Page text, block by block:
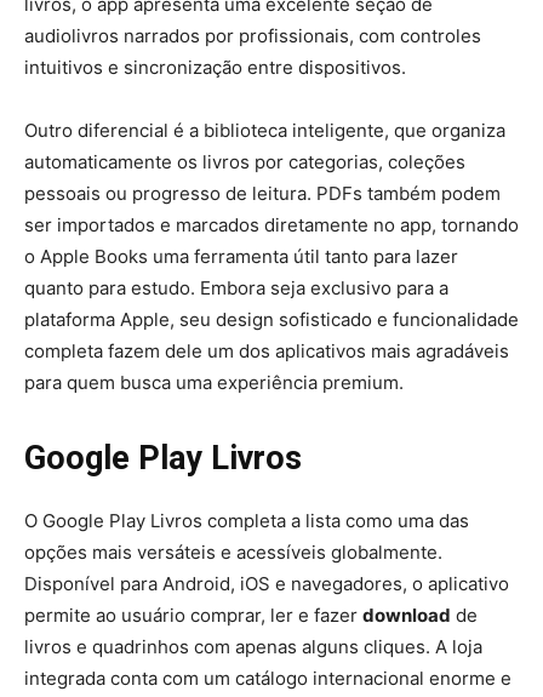
audiolivros narrados por profissionais, com controles
intuitivos e sincronização entre dispositivos.
Outro diferencial é a biblioteca inteligente, que organiza
automaticamente os livros por categorias, coleções
pessoais ou progresso de leitura. PDFs também podem
ser importados e marcados diretamente no app, tornando
o Apple Books uma ferramenta útil tanto para lazer
quanto para estudo. Embora seja exclusivo para a
plataforma Apple, seu design sofisticado e funcionalidade
completa fazem dele um dos aplicativos mais agradáveis
para quem busca uma experiência premium.
Google Play Livros
O Google Play Livros completa a lista como uma das
opções mais versáteis e acessíveis globalmente.
Disponível para Android, iOS e navegadores, o aplicativo
permite ao usuário comprar, ler e fazer download de
livros e quadrinhos com apenas alguns cliques. A loja
integrada conta com um catálogo internacional enorme e